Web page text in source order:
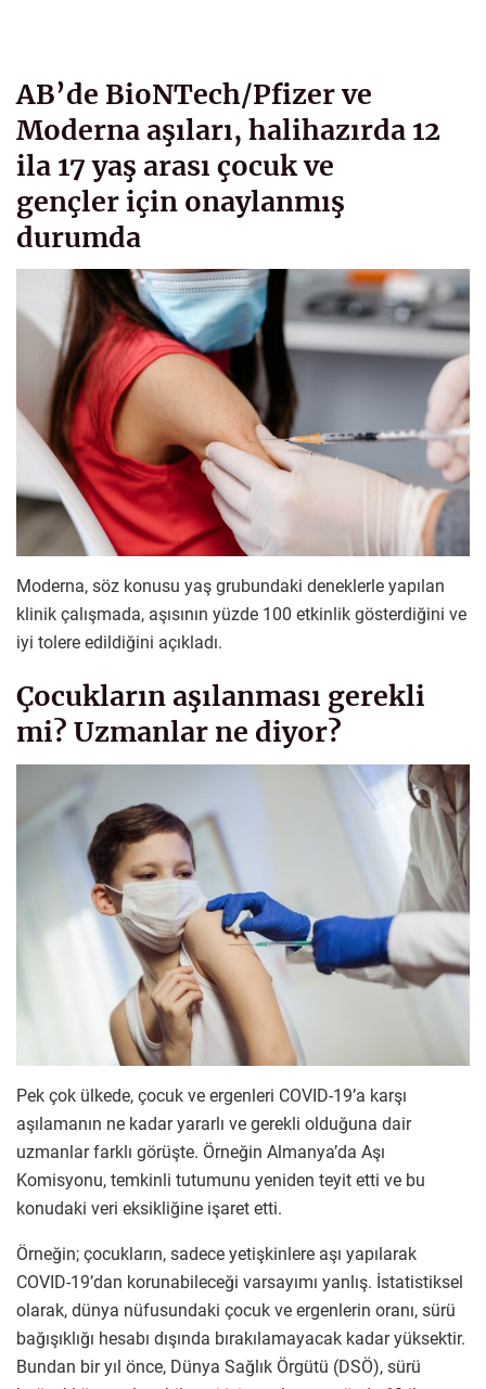
AB’de BioNTech/Pfizer ve
Moderna aşıları, halihazırda 12
ila 17 yaş arası çocuk ve
gençler için onaylanmış
durumda
Moderna, söz konusu yaş grubundaki deneklerle yapılan
klinik çalışmada, aşısının yüzde 100 etkinlik gösterdiğini ve
iyi tolere edildiğini açıkladı.
Çocukların aşılanması gerekli
mi? Uzmanlar ne diyor?
Pek çok ülkede, çocuk ve ergenleri COVID-19’a karşı
aşılamanın ne kadar yararlı ve gerekli olduğuna dair
uzmanlar farklı görüşte. Örneğin Almanya’da Aşı
Komisyonu, temkinli tutumunu yeniden teyit etti ve bu
konudaki veri eksikliğine işaret etti.
Örneğin; çocukların, sadece yetişkinlere aşı yapılarak
COVID-19’dan korunabileceği varsayımı yanlış. İstatistiksel
olarak, dünya nüfusundaki çocuk ve ergenlerin oranı, sürü
bağışıklığı hesabı dışında bırakılamayacak kadar yüksektir.
Bundan bir yıl önce, Dünya Sağlık Örgütü (DSÖ), sürü